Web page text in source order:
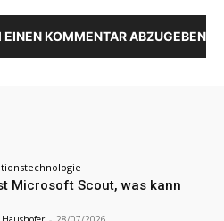
KOMMENTAR ABZUGEBEN
Microsoft Scout, was kann